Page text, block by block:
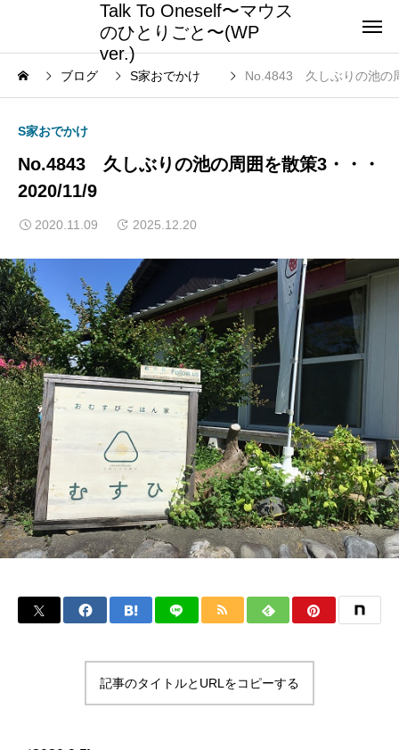
Talk To Oneself〜マウス
のひとりごと〜(WP
ver.)
ブログ S家おでかけ No.4843 久しぶりの池の
S家おでかけ
No.4843 久しぶりの池の周囲を散策3・・・
2020/11/9
2020.11.09 2025.12.20
記事のタイトルとURLをコピーする